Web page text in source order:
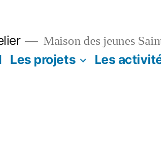
Maison des jeunes
Les projets Les